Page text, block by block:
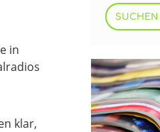
in
klar,
SUCHEN